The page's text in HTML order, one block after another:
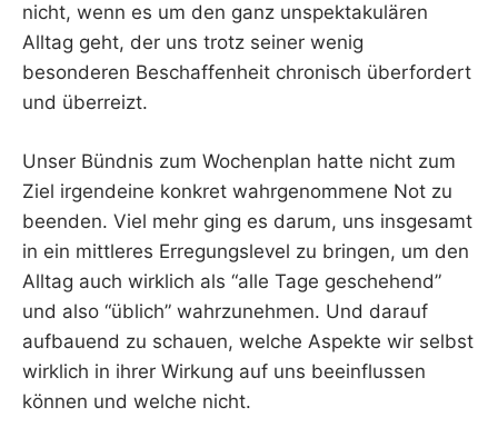
nicht, wenn es um den ganz unspektakulären
Alltag geht, der uns trotz seiner wenig
besonderen Beschaffenheit chronisch überfordert
und überreizt.
Unser Bündnis zum Wochenplan hatte nicht zum
Ziel irgendeine konkret wahrgenommene Not zu
beenden. Viel mehr ging es darum, uns insgesamt
in ein mittleres Erregungslevel zu bringen, um den
Alltag auch wirklich als “alle Tage geschehend”
und also “üblich” wahrzunehmen. Und darauf
aufbauend zu schauen, welche Aspekte wir selbst
wirklich in ihrer Wirkung auf uns beeinflussen
können und welche nicht.